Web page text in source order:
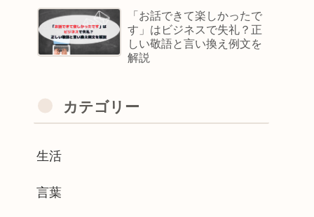
「お話できて楽しかったで
す」はビジネスで失礼？正
しい敬語と言い換え例文を
解説
カテゴリー
生活
言葉